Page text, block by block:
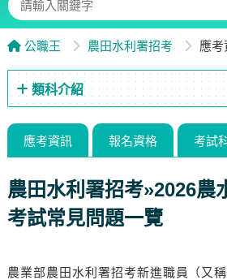
公職王 農田水利署招考 應考
類科介紹
應考資訊 報名資格 考試
農田水利署招考»2026農
考試常見問題一覽
農業部農田水利署招考新進職員（又